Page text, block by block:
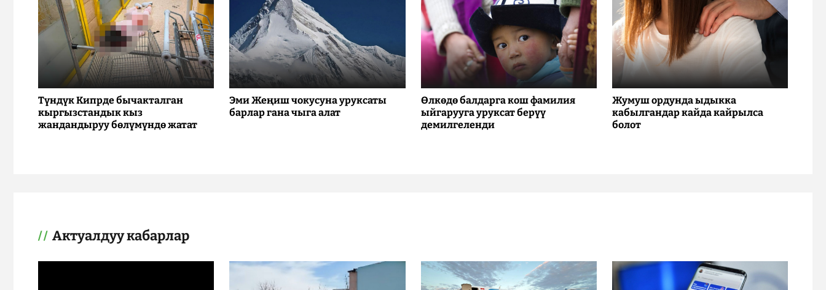
Түндүк Кипрде бычакталган
кыргызстандык кыз
жандандыруу бөлүмүндө жатат
Эми Жеңиш чокусуна уруксаты
барлар гана чыга алат
Өлкөдө балдарга кош фамилия
ыйгарууга уруксат берүү
демилгеленди
Жумуш ордунда ыдыкка
кабылгандар кайда кайрылса
болот
Актуалдуу кабарлар